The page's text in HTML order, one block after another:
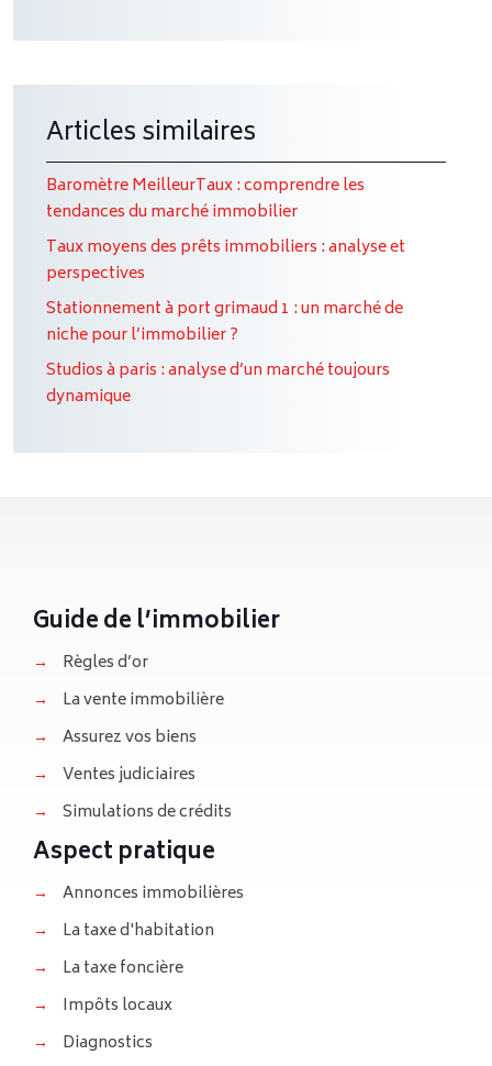
Articles similaires
Baromètre MeilleurTaux : comprendre les
tendances du marché immobilier
Taux moyens des prêts immobiliers : analyse et
perspectives
Stationnement à port grimaud 1 : un marché de
niche pour l’immobilier ?
Studios à paris : analyse d’un marché toujours
dynamique
Guide de l’immobilier
→
Règles d’or
→
La vente immobilière
→
Assurez vos biens
→
Ventes judiciaires
→
Simulations de crédits
Aspect pratique
→
Annonces immobilières
→
La taxe d'habitation
→
La taxe foncière
→
Impôts locaux
→
Diagnostics